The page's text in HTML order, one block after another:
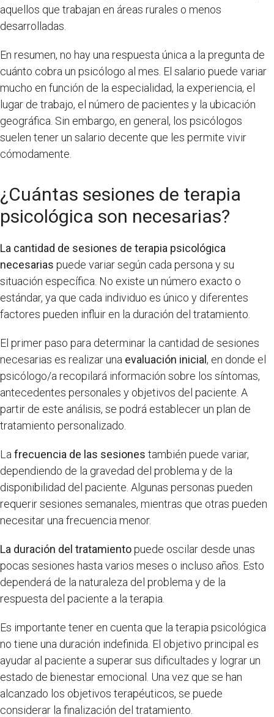
aquellos que trabajan en áreas rurales o menos
desarrolladas.
En resumen, no hay una respuesta única a la pregunta de
cuánto cobra un psicólogo al mes. El salario puede variar
mucho en función de la especialidad, la experiencia, el
lugar de trabajo, el número de pacientes y la ubicación
geográfica. Sin embargo, en general, los psicólogos
suelen tener un salario decente que les permite vivir
cómodamente.
¿Cuántas sesiones de terapia
psicológica son necesarias?
La cantidad de sesiones de terapia psicológica
necesarias puede variar según cada persona y su
situación específica. No existe un número exacto o
estándar, ya que cada individuo es único y diferentes
factores pueden influir en la duración del tratamiento.
El primer paso para determinar la cantidad de sesiones
necesarias es realizar una evaluación inicial , en donde el
psicólogo/a recopilará información sobre los síntomas,
antecedentes personales y objetivos del paciente. A
partir de este análisis, se podrá establecer un plan de
tratamiento personalizado.
La frecuencia de las sesiones también puede variar,
dependiendo de la gravedad del problema y de la
disponibilidad del paciente. Algunas personas pueden
requerir sesiones semanales, mientras que otras pueden
necesitar una frecuencia menor.
La duración del tratamientopuede oscilar desde unas
pocas sesiones hasta varios meses o incluso años. Esto
dependerá de la naturaleza del problema y de la
respuesta del paciente a la terapia.
Es importante tener en cuenta que la terapia psicológica
no tiene una duración indefinida. El objetivo principal es
ayudar al paciente a superar sus dificultades y lograr un
estado de bienestar emocional. Una vez que se han
alcanzado los objetivos terapéuticos, se puede
considerar la finalización del tratamiento.